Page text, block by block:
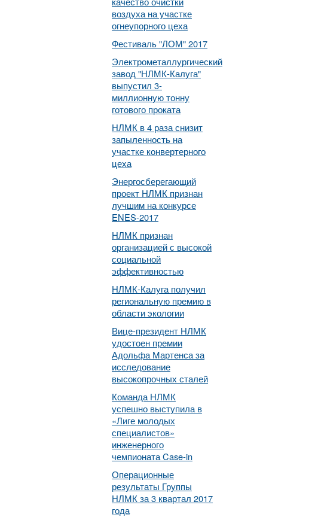
воздуха на участке
огнеупорного цеха
Фестиваль "ЛОМ" 2017
Электрометаллургический
завод "НЛМК-Калуга"
выпустил 3-
миллионную тонну
готового проката
НЛМК в 4 раза снизит
запыленность на
участке конвертерного
цеха
Энергосберегающий
проект НЛМК признан
лучшим на конкурсе
ENES-2017
НЛМК признан
организацией с высокой
социальной
эффективностью
НЛМК-Калуга получил
региональную премию в
области экологии
Вице-президент НЛМК
удостоен премии
Адольфа Мартенса за
исследование
высокопрочных сталей
Команда НЛМК
успешно выступила в
«Лиге молодых
специалистов»
инженерного
чемпионата Case-in
Операционные
результаты Группы
НЛМК за 3 квартал 2017
года